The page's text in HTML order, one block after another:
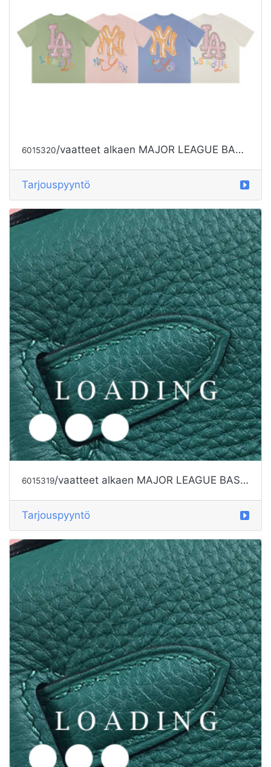
/vaatteet alkaen MAJOR LEAGUE BASEBALL
6015319/vaatteet alkaen MAJOR LEAGUE BASEBALL
Tarjouspyyntö
6015318/vaatteet alkaen MAJOR LEAGUE BASEBALL